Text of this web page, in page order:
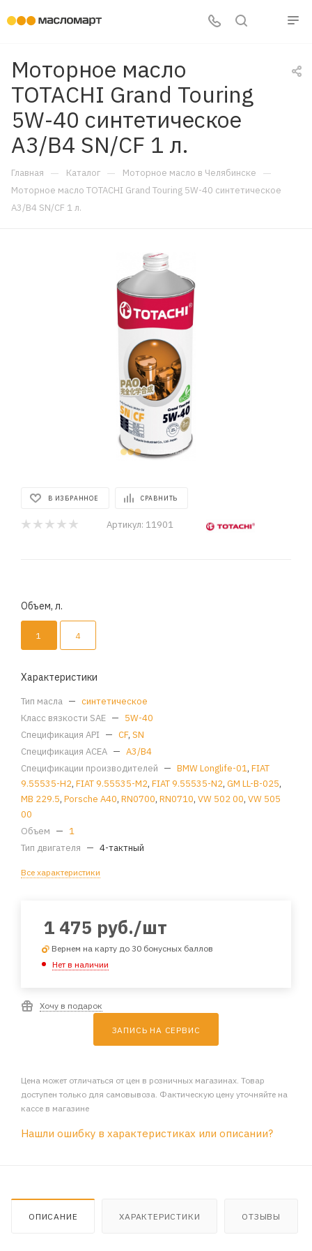
Моторное масло
TOTACHI Grand Touring
5W-40 синтетическое
A3/B4 SN/CF 1 л.
Главная — Каталог — Моторное масло в Челябинске —
Моторное масло TOTACHI Grand Touring 5W-40 синтетическое
A3/B4 SN/CF 1 л.
В ИЗБРАННОЕ СРАВНИТЬ
Артикул: 11901
Объем, л.
1 4
Характеристики
Тип масла — синтетическое
Класс вязкости SAE — 5W-40
Спецификация API — CF, SN
Спецификация ACEA — A3/B4
Спецификации производителей — BMW Longlife-01, FIAT
9.55535-H2, FIAT 9.55535-M2, FIAT 9.55535-N2, GM LL-B-025,
MB 229.5, Porsche A40, RN0700, RN0710, VW 502 00, VW 505
00
Объем — 1
Тип двигателя — 4-тактный
Все характеристики
1 475 руб./шт
Вернем на карту до 30 бонусных баллов
Нет в наличии
Хочу в подарок
ЗАПИСЬ НА СЕРВИС
Цена может отличаться от цен в розничных магазинах. Товар
доступен только для самовывоза. Фактическую цену уточняйте на
кассе в магазине
Нашли ошибку в характеристиках или описании?
ОПИСАНИЕ ХАРАКТЕРИСТИКИ ОТЗЫВЫ